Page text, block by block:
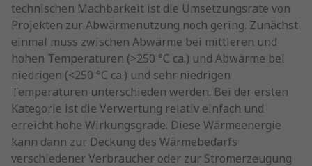
technischen Machbarkeit ist die Umsetzungsrate von
Projekten zur Abwärmenutzung noch gering. Zunächst
einmal muss zwischen Abwärme bei mittleren und
hohen Temperaturen (>250 °C ca.) und Abwärme bei
niedrigen (<250 °C ca.) und sehr niedrigen
Temperaturen unterschieden werden. Bei der ersten
Kategorie ist die Verwertung relativ einfach und
erreicht hohe Wirkungsgrade. Diese Wärmeenergie
kann dann zur Deckung des Wärmebedarfs
verschiedener Verbraucher oder zur Stromerzeugung